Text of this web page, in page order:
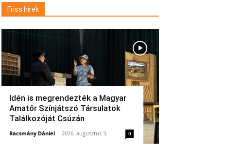
Friss hírek
Idén is megrendezték a Magyar
Amatőr Színjátszó Társulatok
Találkozóját Csúzán
Racsmány Dániel - 2026, augusztus 3. 0